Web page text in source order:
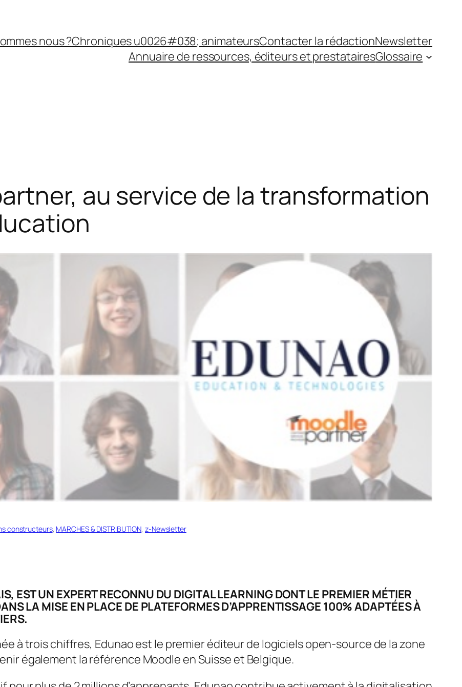
nous ?Chroniques u0026#038; animateursContacter la rédactionNewsletter
Annuaire de ressources, éditeurs et prestatairesGlossaire
au service de la transformation
constructeurs, MARCHES & DISTRIBUTION, z-Newsletter
EST UN EXPERT RECONNU DU DIGITAL LEARNING DONT LE PREMIER MÉTIER
LA MISE EN PLACE DE PLATEFORMES D’APPRENTISSAGE 100% ADAPTÉESÀ
à trois chiffres, Edunao est le premier éditeur de logiciels open-source de la zone
également la référence Moodle en Suisse et Belgique.